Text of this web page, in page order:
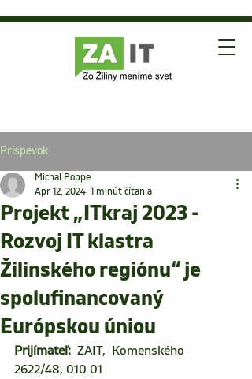
Príspevok
Projekt „ITkraj 2023 -
Rozvoj IT klastra
Žilinského regiónu“ je
spolufinancovaný
Európskou úniou
Michal Poppe
Apr 12, 2024 1 minút čítania
Prijímateľ: ZAIT,  Komenského
2622/48, 010 01